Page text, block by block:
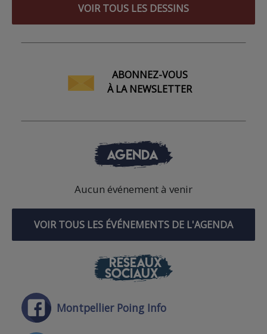
VOIR TOUS LES DESSINS
ABONNEZ-VOUS
À LA NEWSLETTER
AGENDA
Aucun événement à venir
VOIR TOUS LES ÉVÉNEMENTS DE L'AGENDA
RÉSEAUX
SOCIAUX
Montpellier Poing Info